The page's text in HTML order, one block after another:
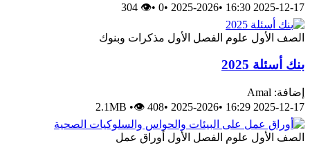
2025-12-17 16:30
•
2025-2026
•
0
•
👁 304
الصف الأول علوم الفصل الأول مذكرات وبنوك
بنك أسئلة 2025
إضافة: Amal
2025-12-17 16:29
•
2025-2026
•
2.1MB •👁 408
الصف الأول علوم الفصل الأول أوراق عمل